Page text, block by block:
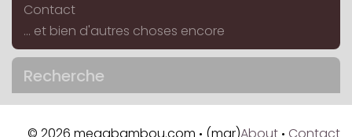
Contact
... et bien d'autres choses encore
Recherche